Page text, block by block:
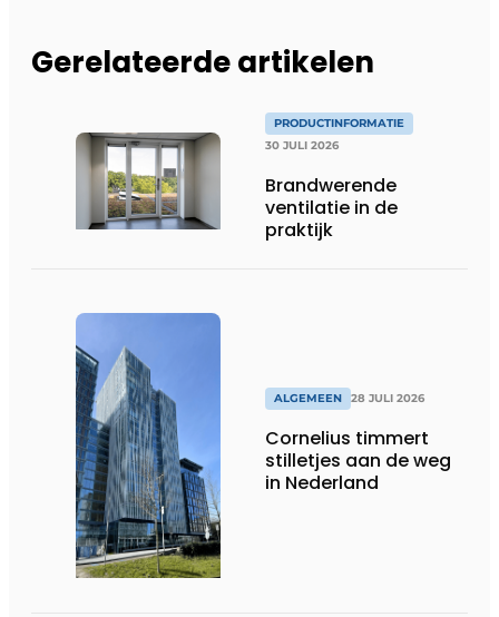
Gerelateerde artikelen
PRODUCTINFORMATIE
30 JULI 2026
Brandwerende
ventilatie in de
praktijk
ALGEMEEN 28 JULI 2026
Cornelius timmert
stilletjes aan de weg
in Nederland